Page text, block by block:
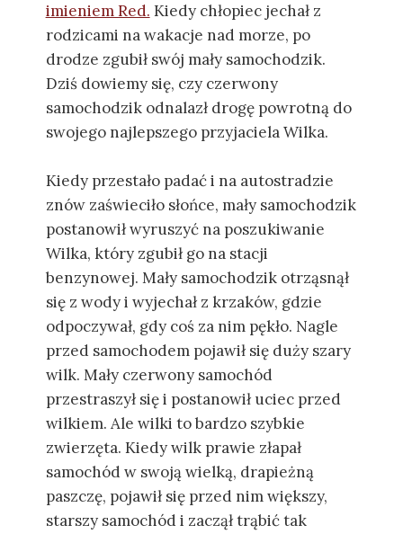
imieniem Red. Kiedy chłopiec jechał z
rodzicami na wakacje nad morze, po
drodze zgubił swój mały samochodzik.
Dziś dowiemy się, czy czerwony
samochodzik odnalazł drogę powrotną do
swojego najlepszego przyjaciela Wilka.
Kiedy przestało padać i na autostradzie
znów zaświeciło słońce, mały samochodzik
postanowił wyruszyć na poszukiwanie
Wilka, który zgubił go na stacji
benzynowej. Mały samochodzik otrząsnął
się z wody i wyjechał z krzaków, gdzie
odpoczywał, gdy coś za nim pękło. Nagle
przed samochodem pojawił się duży szary
wilk. Mały czerwony samochód
przestraszył się i postanowił uciec przed
wilkiem. Ale wilki to bardzo szybkie
zwierzęta. Kiedy wilk prawie złapał
samochód w swoją wielką, drapieżną
paszczę, pojawił się przed nim większy,
starszy samochód i zaczął trąbić tak